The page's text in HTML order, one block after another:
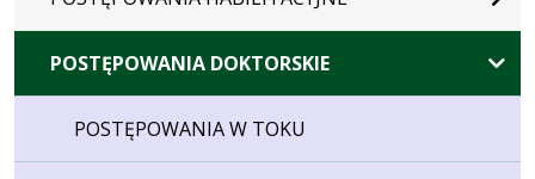
POSTĘPOWANIA DOKTORSKIE
POSTĘPOWANIA W TOKU